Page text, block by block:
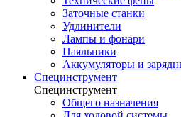
Заточные станки
Удлинители
Лампы и фонари
Паяльники
Аккумуляторы и
Специнструмент
Специнструмент
Общего назначения